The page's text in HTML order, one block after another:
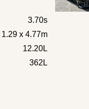
3.70s
1.29 x 4.77m
12.20L
362L